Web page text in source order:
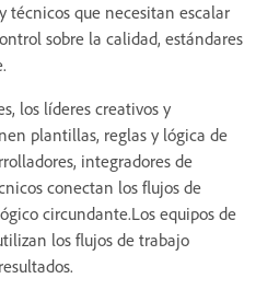
técnicos que necesitan escalar
sobre la calidad, estándares
los líderes creativos y
plantillas, reglas y lógica de
integradores de
conectan los flujos de
circundante.Los equipos de
los flujos de trabajo